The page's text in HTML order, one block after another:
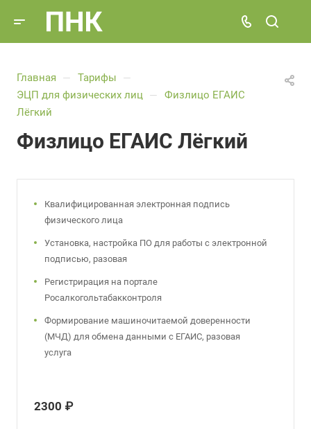
Главная — Тарифы
—
ЭЦП для физических лиц —
Физлицо ЕГАИС
Лёгкий
Физлицо ЕГАИС Лёгкий
Квалифицированная электронная подпись
физического лица
Установка, настройка ПО для работы с электронной
подписью, разовая
Регистрирация на портале
Росалкогольтабакконтроля
Формирование машиночитаемой доверенности
(МЧД) для обмена данными с ЕГАИС, разовая
услуга
2300 ₽